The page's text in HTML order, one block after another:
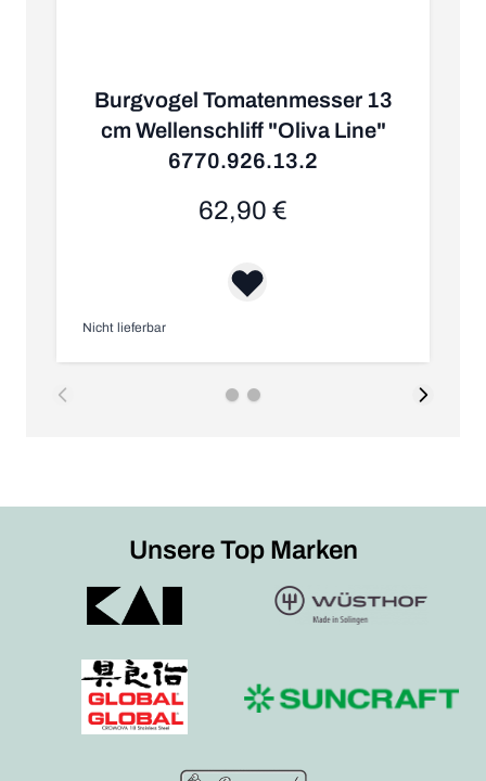
Burgvogel Tomatenmesser 13
cm Wellenschliff "Oliva Line"
6770.926.13.2
62,90 €
Nicht lieferbar
Unsere Top Marken